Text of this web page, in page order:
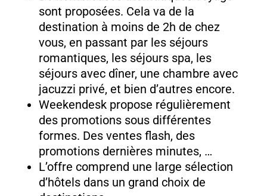
sont proposées. Cela va de la
destination à moins de 2h de chez
vous, en passant par les séjours
romantiques, les séjours spa, les
séjours avec dîner, une chambre avec
jacuzzi privé, et bien d’autres encore.
Weekendesk propose régulièrement
des promotions sous différentes
formes. Des ventes flash, des
promotions dernières minutes, …
L’offre comprend une large sélection
d’hôtels dans un grand choix de